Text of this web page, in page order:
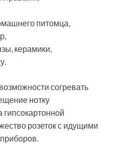
питомца,
керамики,
согревать
нотку
гипсокартонной
розеток с идущими